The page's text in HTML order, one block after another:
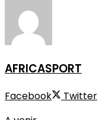
AFRICASPORT
Facebook
Twitter